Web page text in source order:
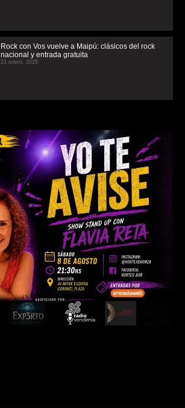
Rock con Vos vuelve a Maipú: clásicos del rock
nacional y entrada gratuita
21 enero, 2026